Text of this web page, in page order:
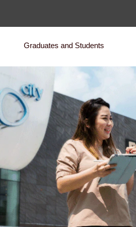
Graduates and Students